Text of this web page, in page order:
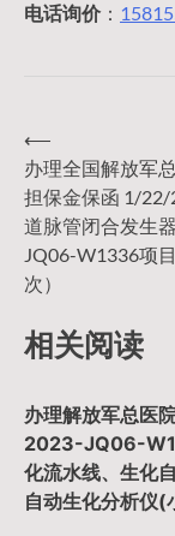
电话询价：
文
章
导
航
⟵
办理全国解放军
担保金保函 1/22/
道脉管闭合发生
JQ06-W1336项
次）
相关阅读
办理解放军总医
2023-JQ06-
化流水线、生化
自动生化分析